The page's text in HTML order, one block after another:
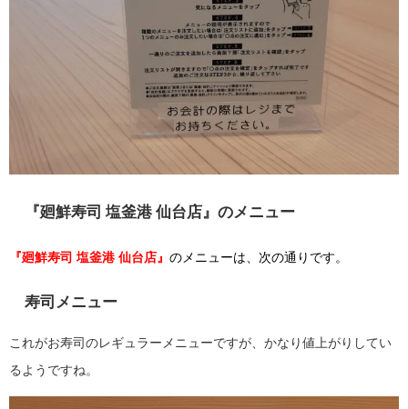
『廻鮮寿司 塩釜港 仙台店』のメニュー
『廻鮮寿司 塩釜港 仙台店』 のメニューは、次の通りです。
寿司メニュー
これがお寿司のレギュラーメニューですが、かなり値上がりしてい
るようですね。